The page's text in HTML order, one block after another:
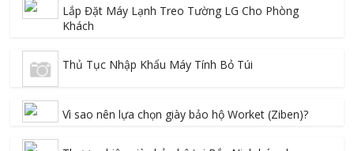
Lắp Đặt Máy Lạnh Treo Tường LG Cho Phòng
Khách
Thủ Tục Nhập Khẩu Máy Tính Bỏ Túi
Vì sao nên lựa chọn giày bảo hộ Worket (Ziben)?